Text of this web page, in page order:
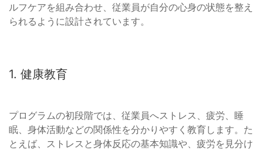
ルフケアを組み合わせ、従業員が自分の心身の状態を整え
られるように設計されています。
1. 健康教育
プログラムの初段階では、従業員へストレス、疲労、睡
眠、身体活動などの関係性を分かりやすく教育します。た
とえば、ストレスと身体反応の基本知識や、疲労を見分け